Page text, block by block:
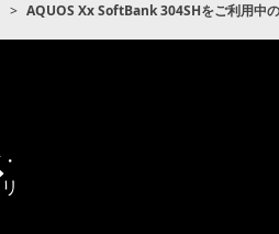
AQUOS Xx SoftBank 304SHをご利用中